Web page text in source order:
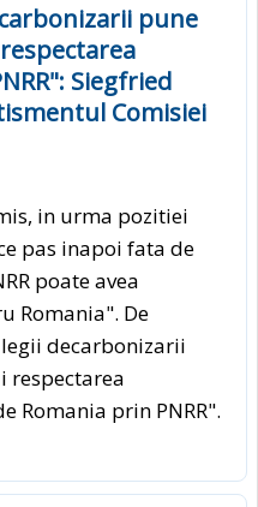
pune
Siegfried
Comisiei
in urma pozitiei
pas inapoi fata de
poate avea
Romania". De
legii decarbonizarii
respectarea
Romania prin PNRR".